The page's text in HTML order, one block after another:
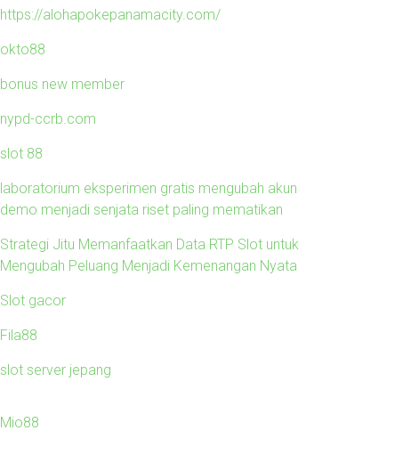
https://alohapokepanamacity.com/
okto88
bonus new member
nypd-ccrb.com
slot 88
laboratorium eksperimen gratis mengubah akun
demo menjadi senjata riset paling mematikan
Strategi Jitu Memanfaatkan Data RTP Slot untuk
Mengubah Peluang Menjadi Kemenangan Nyata
Slot gacor
Fila88
slot server jepang
Mio88